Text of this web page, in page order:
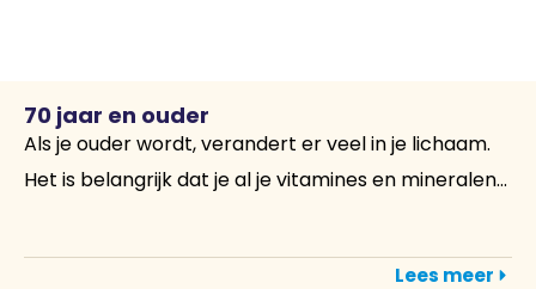
70 jaar en ouder
Als je ouder wordt, verandert er veel in je lichaam.
Het is belangrijk dat je al je vitamines en mineralen...
Lees meer